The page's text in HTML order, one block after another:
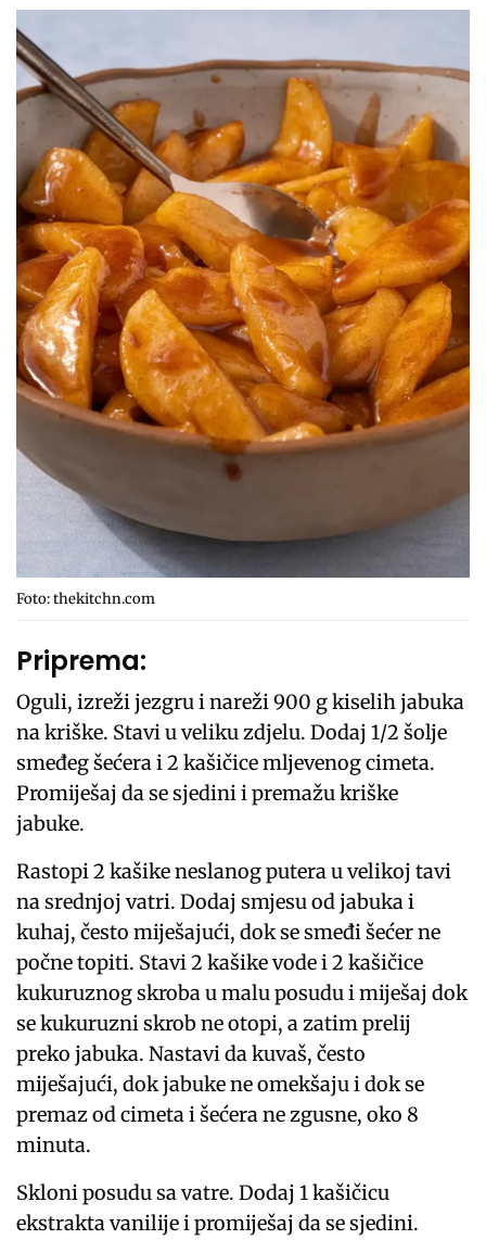
Foto: thekitchn.com
Priprema:
Oguli, izreži jezgru i nareži 900 g kiselih jabuka
na kriške. Stavi u veliku zdjelu. Dodaj 1/2 šolje
smeđeg šećera i 2 kašičice mljevenog cimeta.
Promiješaj da se sjedini i premažu kriške
jabuke.
Rastopi 2 kašike neslanog putera u velikoj tavi
na srednjoj vatri. Dodaj smjesu od jabuka i
kuhaj, često miješajući, dok se smeđi šećer ne
počne topiti. Stavi 2 kašike vode i 2 kašičice
kukuruznog skroba u malu posudu i miješaj dok
se kukuruzni skrob ne otopi, a zatim prelij
preko jabuka. Nastavi da kuvaš, često
miješajući, dok jabuke ne omekšaju i dok se
premaz od cimeta i šećera ne zgusne, oko 8
minuta.
Skloni posudu sa vatre. Dodaj 1 kašičicu
ekstrakta vanilije i promiješaj da se sjedini.